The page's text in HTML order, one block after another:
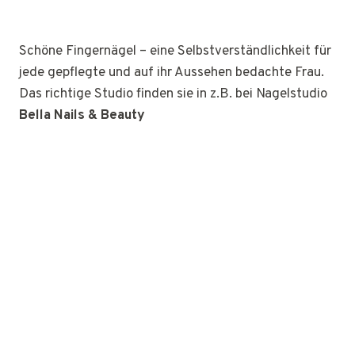
Schöne Fingernägel – eine Selbstverständlichkeit für
jede gepflegte und auf ihr Aussehen bedachte Frau.
Das richtige Studio finden sie in z.B. bei Nagelstudio
Bella Nails & Beauty